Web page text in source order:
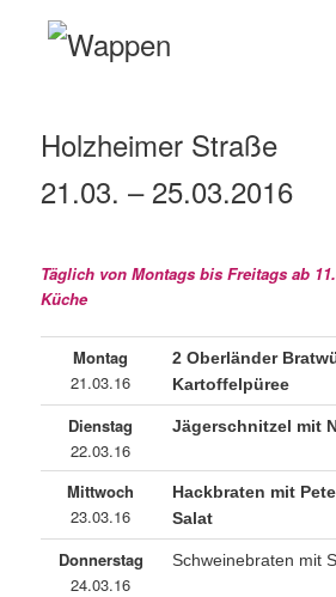
Holzheimer Straße
21.03. – 25.03.2016
Täglich von Montags bis Freitags ab
Küche
Montag
21.03.16
2 Oberländer
Kartoffelpüree
Dienstag
22.03.16
Jägerschnitzel mit
Mittwoch
23.03.16
Hackbraten mit
Salat
Donnerstag
24.03.16
Schweinebraten mit